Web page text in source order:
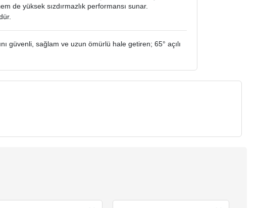
de yüksek sızdırmazlık performansı sunar.
güvenli, sağlam ve uzun ömürlü hale getiren; 65° açılı